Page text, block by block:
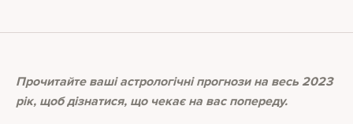
Прочитайте ваші астрологічні прогнози на весь 2023
рік, щоб дізнатися, що чекає на вас попереду.